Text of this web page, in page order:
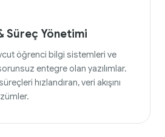
Süreç Yönetimi
öğrenci bilgi sistemleri ve
entegre olan yazılımlar.
hızlandıran, veri akışını